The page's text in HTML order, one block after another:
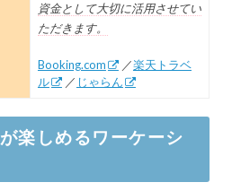
資金として大切に活用させてい
ただきます。
Booking.com ／楽天トラベ
ル
／ じゃらん
楽しめるワーケーシ